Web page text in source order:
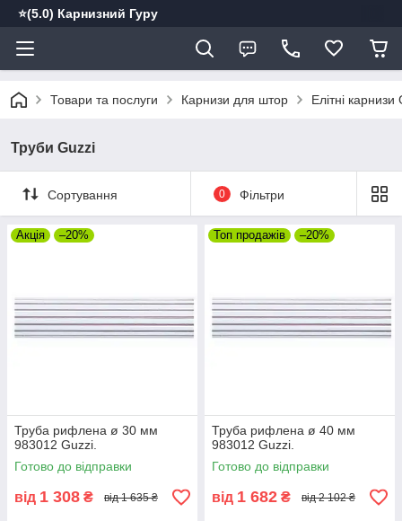
⭐️(5.0) Карнизний Гуру
Товари та послуги Карнизи для штор Елітні
Труби Guzzi
Сортування 0 Фільтри
Акція –20%
Труба рифлена ø 30 мм
983012 Guzzi.
Готово до відправки
від 1 308 ₴ від 1 635 ₴
Топ продажів –20%
Труба рифлена ø 40 мм
983012 Guzzi.
Готово до відправки
від 1 682 ₴ від 2 102 ₴